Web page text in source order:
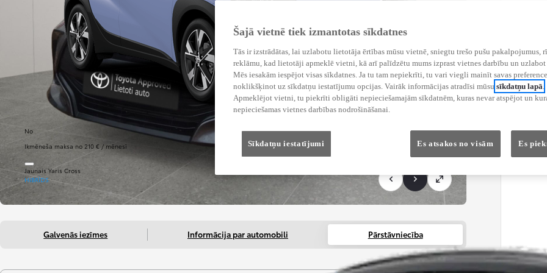
No
Ikmēneša maksa no 210 € / mēnesī
Jaunais Yaris Cross
HIBRĪDS
Galvenās iezīmes Informācija par automobili Pārstāvniecība
Šajā vietnē tiek izmantotas sīkdatnes
Tās ir izstrādātas, lai uzlabotu lietotāja ērtības mūsu vietnē, sniegtu trešo pušu pakalpojumus,
reklāmu, kad lietotāji apmeklē vietni, kā arī palīdzētu mums izprast vietnes darbību un uzlabot
Mēs iesakām iespējot visas sīkdatnes. Ja tu tam nepiekrīti, tu vari viegli mainīt savas
noklikšķinot uz sīkdatņu iestatījumu opcijas. Vairāk informācijas atradīsi mūsu sīkdatņu lapā.
Apmeklējot vietni, tu piekrīti obligāti nepieciešamajām sīkdatnēm, kuras nevar atspējot un
nepieciešamas vietnes darbības nodrošināšanai.
Sīkdatņu iestatījumi Es atsakos no visām Es